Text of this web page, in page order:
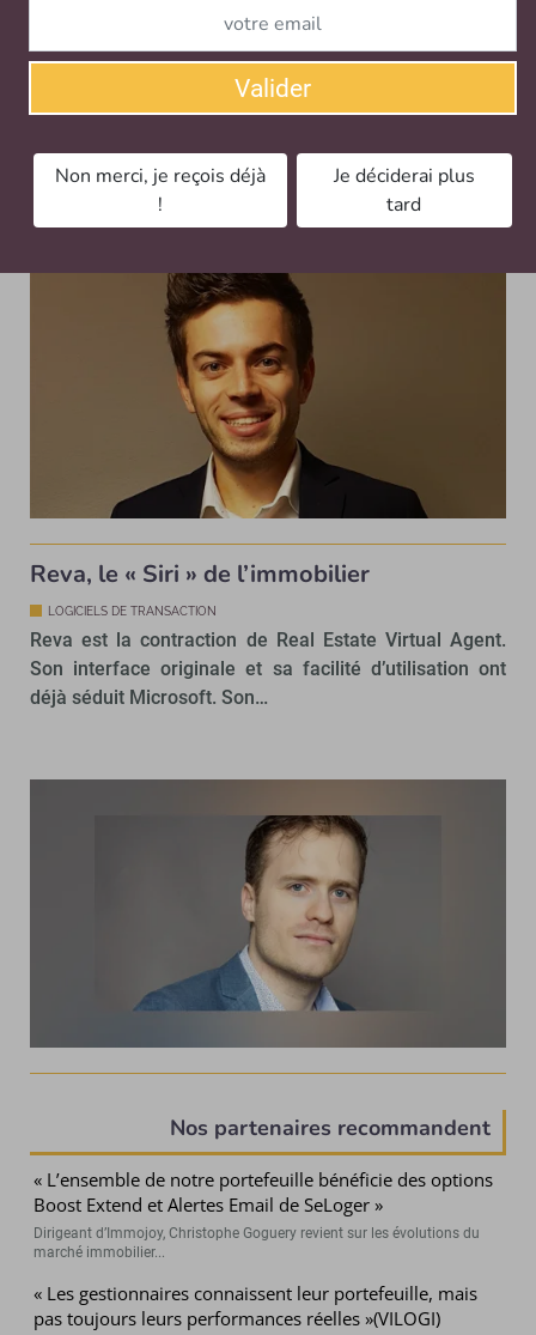
Start up Immo : Visitou mise sur la réalité
virtuelle simplifiée
VISITES VIRTUELLES
expansion, les deux ingénieurs grenoblois à l’origine de
l’application mobile Visitou ont…
Reva, le « Siri » de l’immobilier
LOGICIELS DE TRANSACTION
Reva est la contraction de Real Estate Virtual Agent.
Son interface originale et sa facilité d’utilisation ont
déjà séduit Microsoft. Son…
Nos partenaires recommandent
« L’ensemble de notre portefeuille bénéficie des options
Boost Extend et Alertes Email de SeLoger »
Dirigeant d’Immojoy, Christophe Goguery revient sur les évolutions du
marché immobilier...
« Les gestionnaires connaissent leur portefeuille, mais
pas toujours leurs performances réelles »(VILOGI)
Valider
Non merci, je reçois déjà
!
Je déciderai plus
tard